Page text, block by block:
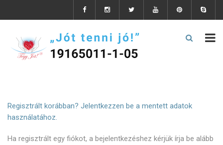
Regisztrált korábban? Jelentkezzen be a mentett adatok
használatához.
Ha regisztrált egy fiókot, a bejelentkezéshez kérjük írja be alább